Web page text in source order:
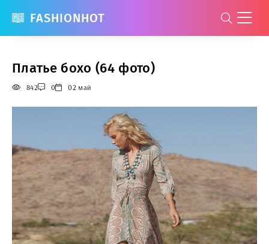
FASHIONHOT
Платье бохо (64 фото)
842 0 02 май